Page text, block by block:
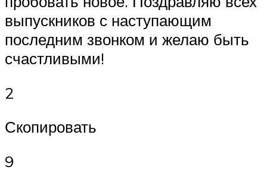
выпускников с наступающим
последним звонком и желаю быть
счастливыми!
2
Скопировать
9